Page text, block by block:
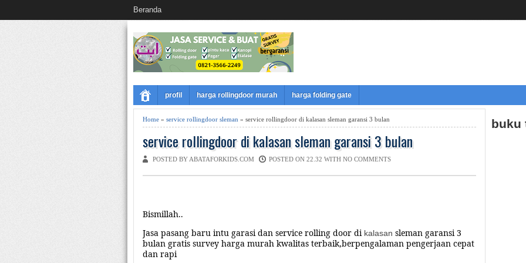
Beranda
profil harga rollingdoor murah harga folding gate
Home » service rollingdoor sleman » service rollingdoor di kalasan sleman garansi 3 bulan
service rollingdoor di kalasan sleman garansi 3 bulan
POSTED BY ABATAFORKIDS.COM POSTED ON 22.32 WITH NO COMMENTS
Bismillah..
Jasa pasang baru intu garasi dan service rolling door di kalasan sleman garansi 3
bulan gratis survey harga murah kwalitas terbaik,berpengalaman pengerjaan cepat
dan rapi
buku